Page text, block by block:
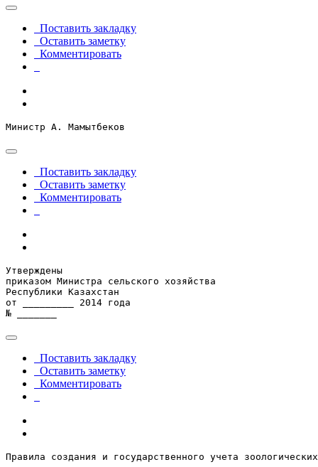
Поставить закладку
Оставить заметку
Комментировать
Министр А. Мамытбеков
Поставить закладку
Оставить заметку
Комментировать
Утверждены
приказом Министра сельского хозяйства
Республики Казахстан
от _________ 2014 года
№ _______
Поставить закладку
Оставить заметку
Комментировать
Правила создания и государственного учета